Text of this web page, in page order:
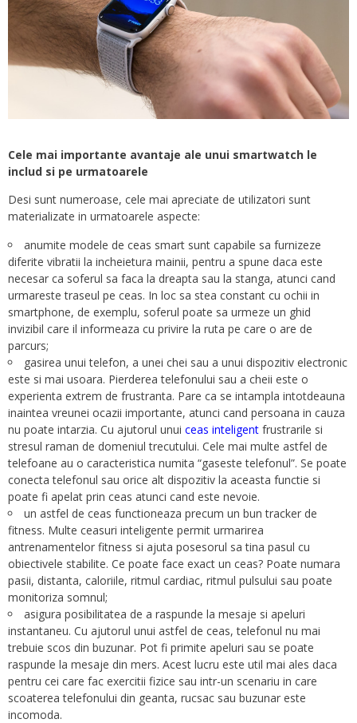
Cele mai importante avantaje ale unui smartwatch le
includ si pe urmatoarele
Desi sunt numeroase, cele mai apreciate de utilizatori sunt
materializate in urmatoarele aspecte:
anumite modele de ceas smart sunt capabile sa furnizeze
diferite vibratii la incheietura mainii, pentru a spune daca este
necesar ca soferul sa faca la dreapta sau la stanga, atunci cand
urmareste traseul pe ceas. In loc sa stea constant cu ochii in
smartphone, de exemplu, soferul poate sa urmeze un ghid
invizibil care il informeaza cu privire la ruta pe care o are de
parcurs;
gasirea unui telefon, a unei chei sau a unui dispozitiv electronic
este si mai usoara. Pierderea telefonului sau a cheii este o
experienta extrem de frustranta. Pare ca se intampla intotdeauna
inaintea vreunei ocazii importante, atunci cand persoana in cauza
nu poate intarzia. Cu ajutorul unui ceas inteligent frustrarile si
stresul raman de domeniul trecutului. Cele mai multe astfel de
telefoane au o caracteristica numita “gaseste telefonul”. Se poate
conecta telefonul sau orice alt dispozitiv la aceasta functie si
poate fi apelat prin ceas atunci cand este nevoie.
un astfel de ceas functioneaza precum un bun tracker de
fitness. Multe ceasuri inteligente permit urmarirea
antrenamentelor fitness si ajuta posesorul sa tina pasul cu
obiectivele stabilite. Ce poate face exact un ceas? Poate numara
pasii, distanta, caloriile, ritmul cardiac, ritmul pulsului sau poate
monitoriza somnul;
asigura posibilitatea de a raspunde la mesaje si apeluri
instantaneu. Cu ajutorul unui astfel de ceas, telefonul nu mai
trebuie scos din buzunar. Pot fi primite apeluri sau se poate
raspunde la mesaje din mers. Acest lucru este util mai ales daca
pentru cei care fac exercitii fizice sau intr-un scenariu in care
scoaterea telefonului din geanta, rucsac sau buzunar este
incomoda.